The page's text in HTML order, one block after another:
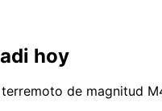
hoy
de magnitud